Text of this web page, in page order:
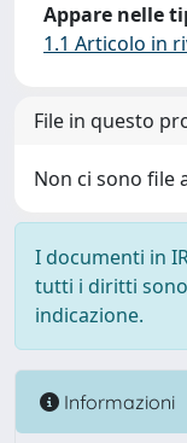
Appare nelle
1.1 Articolo in
File in questo
Non ci sono file
I documenti in
tutti i diritti
indicazione.
Informazioni